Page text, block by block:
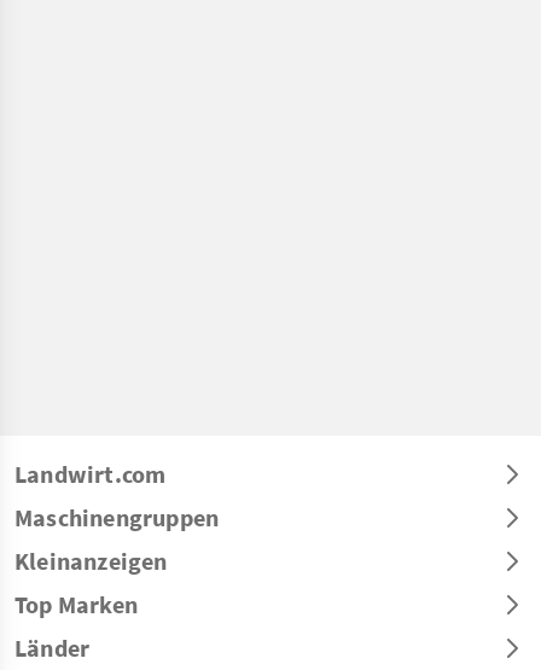
Landwirt.com
Maschinengruppen
Kleinanzeigen
Top Marken
Länder